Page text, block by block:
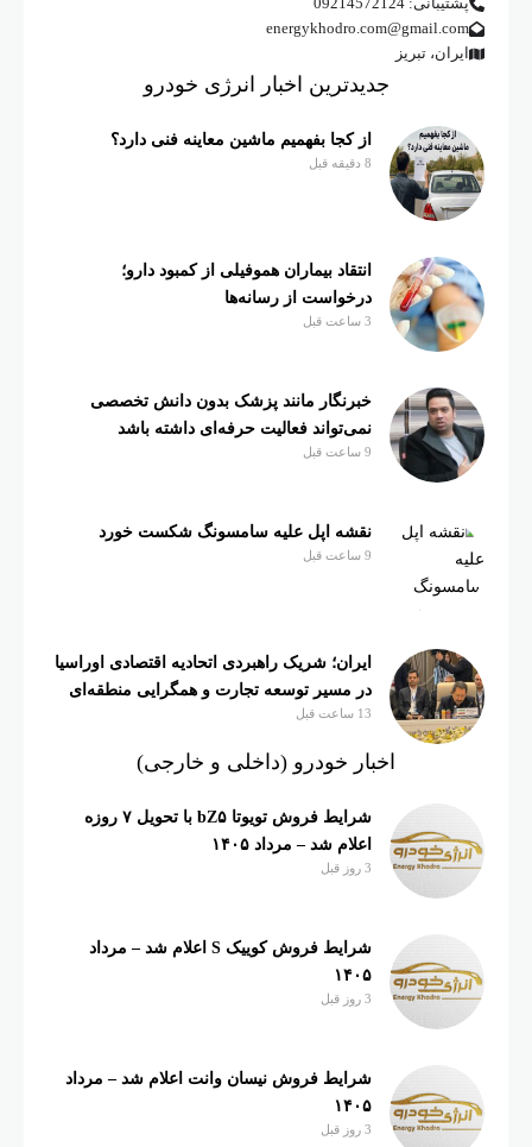
پشتیبانی: 09214572124
energykhodro.com@gmail.com
ایران، تبریز
جدیدترین اخبار انرژی خودرو
از کجا بفهمیم ماشین معاینه فنی دارد؟
8 دقیقه قبل
انتقاد بیماران هموفیلی از کمبود دارو؛
درخواست از رسانه‌ها
3 ساعت قبل
خبرنگار مانند پزشک بدون دانش تخصصی
نمی‌تواند فعالیت حرفه‌ای داشته باشد
9 ساعت قبل
نقشه اپل علیه سامسونگ شکست خورد
9 ساعت قبل
ایران؛ شریک راهبردی اتحادیه اقتصادی اوراسیا
در مسیر توسعه تجارت و همگرایی منطقه‌ای
13 ساعت قبل
اخبار خودرو (داخلی و خارجی)
شرایط فروش تویوتا bZ۵ با تحویل ۷ روزه
اعلام شد – مرداد ۱۴۰۵
3 روز قبل
شرایط فروش کوییک S اعلام شد – مرداد
۱۴۰۵
3 روز قبل
شرایط فروش نیسان وانت اعلام شد – مرداد
۱۴۰۵
3 روز قبل